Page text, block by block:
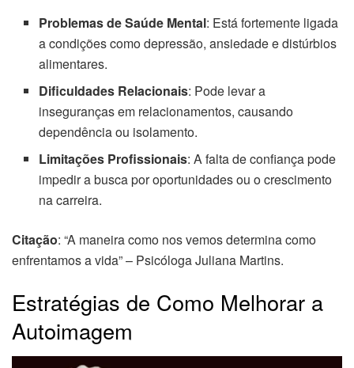
Problemas de Saúde Mental: Está fortemente ligada
a condições como depressão, ansiedade e distúrbios
alimentares.
Dificuldades Relacionais: Pode levar a
inseguranças em relacionamentos, causando
dependência ou isolamento.
Limitações Profissionais: A falta de confiança pode
impedir a busca por oportunidades ou o crescimento
na carreira.
Citação: “A maneira como nos vemos determina como
enfrentamos a vida” – Psicóloga Juliana Martins.
Estratégias de Como Melhorar a
Autoimagem